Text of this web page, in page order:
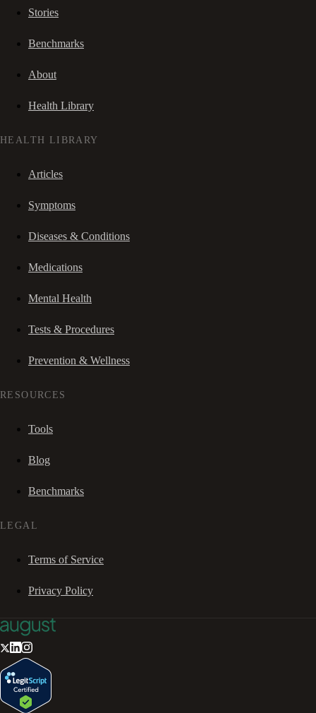
Stories
Benchmarks
About
Health Library
HEALTH LIBRARY
Articles
Symptoms
Diseases & Conditions
Medications
Mental Health
Tests & Procedures
Prevention & Wellness
RESOURCES
Tools
Blog
Benchmarks
LEGAL
Terms of Service
Privacy Policy